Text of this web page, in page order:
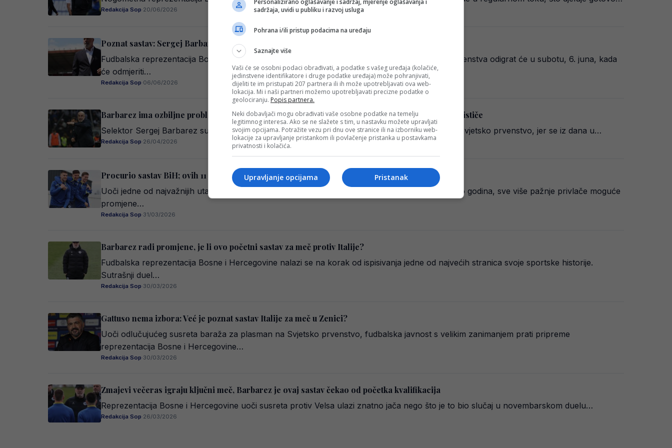
Redakcija Sop·20/06/2026
Poznat sastav: Sergej Barbarez odabrao 11 startnih protiv Paname, evo gdje gledati meč!
Fudbalska reprezentacija Bosne i Hercegovine posljednju utakmicu pred početak Svjetskog prvenstva odigrat će u subotu, 6. juna, kada
će odmjeriti…
Redakcija Sop·06/06/2026
Barbarez ima ozbiljne probleme pred Mundijal, povrede kroje sastav – jedna briga se posebno ističe
Selektor Sergej Barbarez suočava se s ozbiljnim problemima uoči objave konačnog spiska za Svjetsko prvenstvo, jer se iz dana u…
Redakcija Sop·26/04/2026
Procurio sastav BiH; ovih 11 Zmajeva večeras u Zenici napada Italiju
Uoči jedne od najvažnijih utakmica za reprezentaciju Bosne i Hercegovine u posljednjih nekoliko godina, sve više pažnje privlače moguće
promjene…
Redakcija Sop·31/03/2026
Barbarez radi promjene, je li ovo početni sastav za meč protiv Italije?
Fudbalska reprezentacija Bosne i Hercegovine nalazi se na korak od ispisivanja jedne od najvećih stranica svoje sportske historije.
Sutrašnji duel…
Redakcija Sop·30/03/2026
Gattuso nema izbora: Već je poznat sastav Italije za meč u Zenici?
Uoči odlučujućeg susreta baraža za plasman na Svjetsko prvenstvo, fudbalska javnost s velikim zanimanjem prati pripreme
reprezentacija Bosne i Hercegovine…
Redakcija Sop·30/03/2026
Zmajevi večeras igraju ključni meč, Barbarez je ovaj sastav čekao od početka kvalifikacija
Reprezentacija Bosne i Hercegovine uoči susreta protiv Velsa ulazi znatno jača nego što je to bio slučaj u novembarskom duelu…
Redakcija Sop·26/03/2026
Personalizirano oglašavanje i sadržaj, mjerenje oglašavanja i
sadržaja, uvidi u publiku i razvoj usluga
Pohrana i/ili pristup podacima na uređaju
Saznajte više
Vaši će se osobni podaci obrađivati, a podatke s vašeg uređaja (kolačiće,
jedinstvene identifikatore i druge podatke uređaja) može pohranjivati,
dijeliti te im pristupati 207 partnera ili ih može upotrebljavati ova web-
lokacija. Mi i naši partneri možemo upotrebljavati precizne podatke o
geolociranju. Popis partnera.
Neki dobavljači mogu obrađivati vaše osobne podatke na temelju
legitimnog interesa. Ako se ne slažete s tim, u nastavku možete upravljati
svojim opcijama. Potražite vezu pri dnu ove stranice ili na izborniku web-
lokacije za upravljanje pristankom ili povlačenje pristanka u postavkama
privatnosti i kolačića.
Pristanak
Upravljanje opcijama